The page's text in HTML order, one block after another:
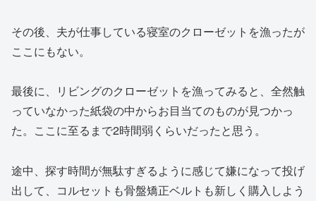
その後、夫が仕事している寝室のクローゼットを漁ったが
ここにもない。
最後に、リビングのクローゼットを漁ってみると、全然触
っていなかった紙袋の中からお目当てのものが見つかっ
た。ここに至るまで2時間弱くらいだったと思う。
途中、探す時間が無駄すぎるように感じて嫌になって投げ
出して、コルセットも骨盤矯正ベルトも新しく購入しよう